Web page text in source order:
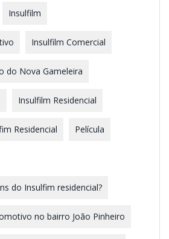
Insulfilm
Insulfilm Comercial
do Nova Gameleira
Insulfilm Residencial
Residencial Película
do Insulfim residencial?
no bairro João Pinheiro